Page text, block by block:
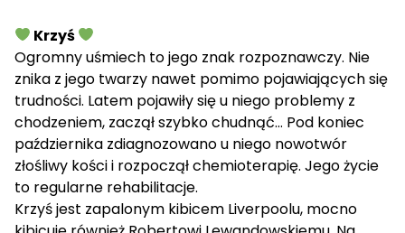
Krzyś
Ogromny uśmiech to jego znak rozpoznawczy. Nie
znika z jego twarzy nawet pomimo pojawiających się
trudności. Latem pojawiły się u niego problemy z
chodzeniem, zaczął szybko chudnąć… Pod koniec
października zdiagnozowano u niego nowotwór
złośliwy kości i rozpoczął chemioterapię. Jego życie
to regularne rehabilitacje.
Krzyś jest zapalonym kibicem Liverpoolu, mocno